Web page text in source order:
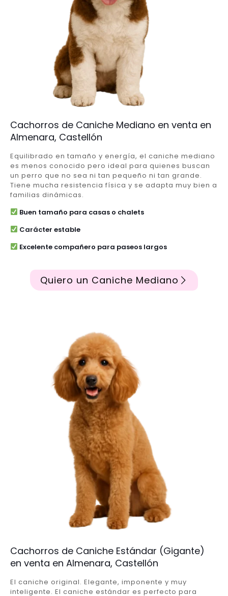
Cachorros de Caniche Mediano en venta en
Almenara, Castellón
Equilibrado en tamaño y energía, el caniche mediano
es menos conocido pero ideal para quienes buscan
un perro que no sea ni tan pequeño ni tan grande.
Tiene mucha resistencia física y se adapta muy bien a
familias dinámicas.
Buen tamaño para casas o chalets
Carácter estable
Excelente compañero para paseos largos
Quiero un Caniche Mediano
Cachorros de Caniche Estándar (Gigante)
en venta en Almenara, Castellón
El caniche original. Elegante, imponente y muy
inteligente. El caniche estándar es perfecto para